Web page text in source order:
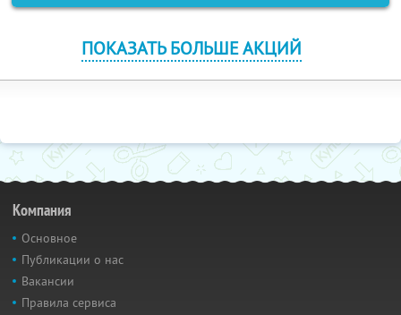
ПОКАЗАТЬ БОЛЬШЕ АКЦИЙ
Компания
Основное
Публикации о нас
Вакансии
Правила сервиса